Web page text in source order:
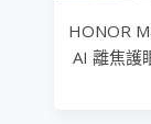
HONOR
AI 離焦護